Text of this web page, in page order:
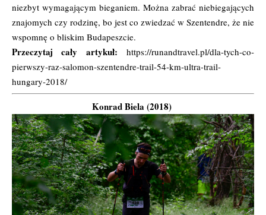
niezbyt wymagającym bieganiem. Można zabrać niebiegających
znajomych czy rodzinę, bo jest co zwiedzać w Szentendre, że nie
wspomnę o bliskim Budapeszcie.
Przeczytaj cały artykuł: https://runandtravel.pl/dla-tych-co-
pierwszy-raz-salomon-szentendre-trail-54-km-ultra-trail-
hungary-2018/
Konrad Biela (2018)